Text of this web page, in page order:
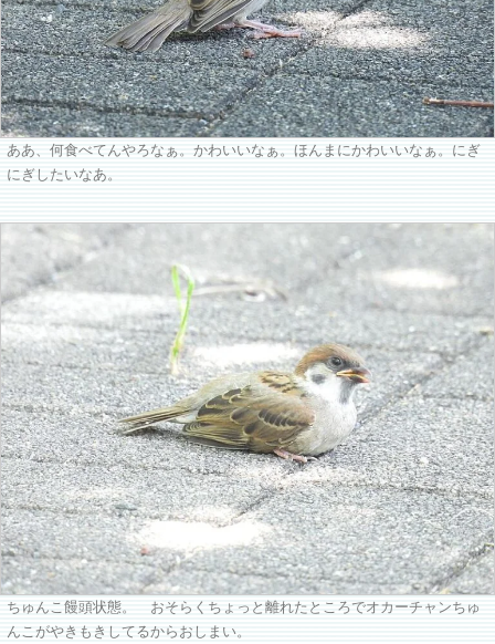
ああ、何食べてんやろなぁ。かわいいなぁ。ほんまにかわいいなぁ。にぎ
にぎしたいなあ。
ちゅんこ饅頭状態。 おそらくちょっと離れたところでオカーチャンちゅ
んこがやきもきしてるからおしまい。